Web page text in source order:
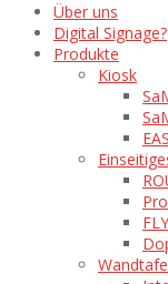
Über uns
Digital Signage?
Produkte
Kiosk